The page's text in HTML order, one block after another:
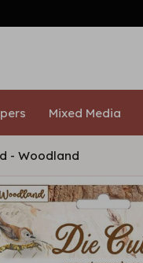
Mixed Media
- Woodland